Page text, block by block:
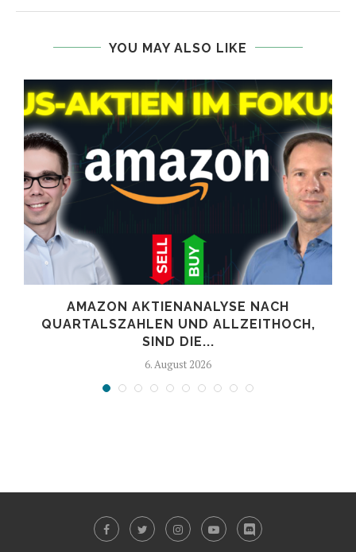
YOU MAY ALSO LIKE
AMAZON AKTIENANALYSE NACH
QUARTALSZAHLEN UND ALLZEITHOCH,
SIND DIE...
6. August 2026